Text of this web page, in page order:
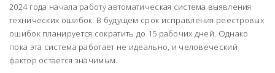
2024 года начала работу автоматическая система выявления
технических ошибок. В будущем срок исправления реестровых
ошибок планируется сократить до 15 рабочих дней. Однако
пока эта система работает не идеально, и человеческий
фактор остается значимым.